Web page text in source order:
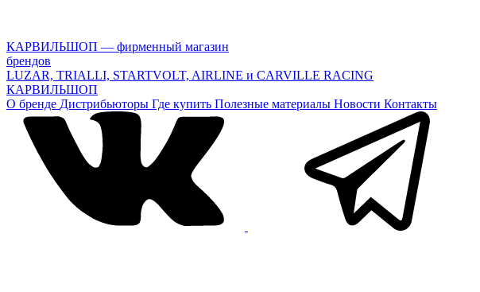
КАРВИЛЬШОП — фирменный магазин
брендов
LUZAR, TRIALLI, STARTVOLT, AIRLINE и CARVILLE RACING
КАРВИЛЬШОП
О бренде Дистрибьюторы Где купить Полезные материалы Новости Контакты